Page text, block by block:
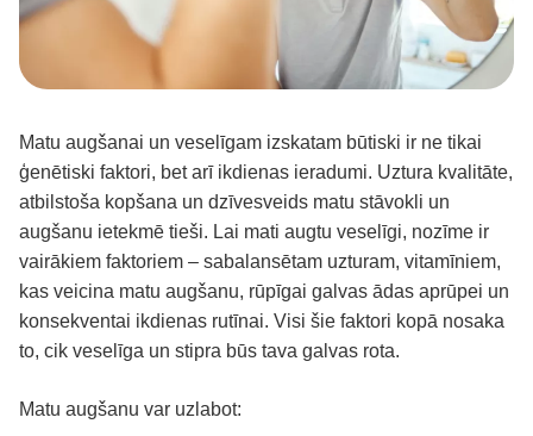
Matu augšanai un veselīgam izskatam būtiski ir ne tikai
ģenētiski faktori, bet arī ikdienas ieradumi. Uztura kvalitāte,
atbilstoša kopšana un dzīvesveids matu stāvokli un
augšanu ietekmē tieši. Lai mati augtu veselīgi, nozīme ir
vairākiem faktoriem – sabalansētam uzturam, vitamīniem,
kas veicina matu augšanu, rūpīgai galvas ādas aprūpei un
konsekventai ikdienas rutīnai. Visi šie faktori kopā nosaka
to, cik veselīga un stipra būs tava galvas rota.
Matu augšanu var uzlabot: